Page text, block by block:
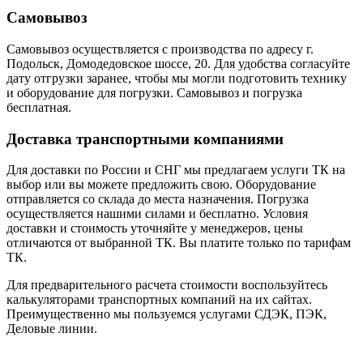
Самовывоз
Самовывоз осуществляется с производства по адресу г.
Подольск, Домодедовское шоссе, 20. Для удобства согласуйте
дату отгрузки заранее, чтобы мы могли подготовить технику
и оборудование для погрузки. Самовывоз и погрузка
бесплатная.
Доставка транспортными компаниями
Для доставки по России и СНГ мы предлагаем услуги ТК на
выбор или вы можете предложить свою. Оборудование
отправляется со склада до места назначения. Погрузка
осуществляется нашими силами и бесплатно. Условия
доставки и стоимость уточняйте у менеджеров, цены
отличаются от выбранной ТК. Вы платите только по тарифам
ТК.
Для предварительного расчета стоимости воспользуйтесь
калькуляторами транспортных компаний на их сайтах.
Преимущественно мы пользуемся услугами СДЭК, ПЭК,
Деловые линии.